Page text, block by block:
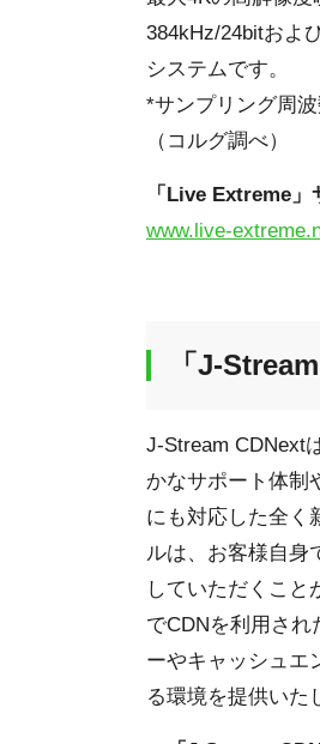
384kHz/24bitおよ
システムです。
*サンプリング周
（コルグ調べ）
「Live Extreme」
www.live-
「J-
J-Stream CDNext
かなサポート体制
にも対応した全く
ルは、お客様自身
していただくこと
でCDNを利用さ
ーやキャッシュエ
る環境を提供いた